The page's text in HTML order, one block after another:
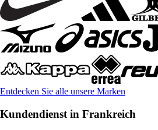
Entdecken Sie alle unsere Marken
Kundendienst in Frankreich